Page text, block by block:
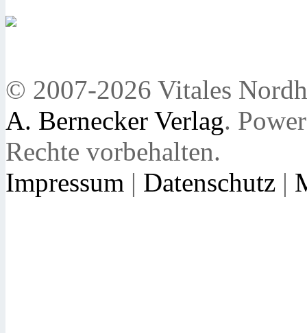
© 2007-2026 Vitales
A. Bernecker Verlag.
Rechte vorbehalten.
Impressum | Datenschutz |